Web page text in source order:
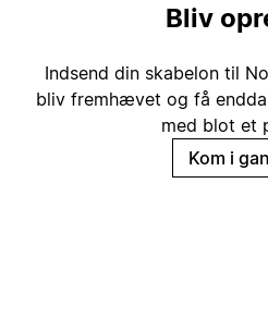
Bliv
Indsend din skabelon til
bliv fremhævet og få
med blot et
Kom i